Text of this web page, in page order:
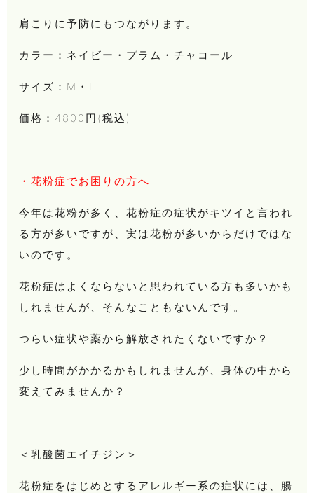
肩こりに予防にもつながります。
カラー：ネイビー・プラム・チャコール
サイズ：M・L
価格：4800円(税込)
・花粉症でお困りの方へ
今年は花粉が多く、花粉症の症状がキツイと言われ
る方が多いですが、実は花粉が多いからだけではな
いのです。
花粉症はよくならないと思われている方も多いかも
しれませんが、そんなこともないんです。
つらい症状や薬から解放されたくないですか？
少し時間がかかるかもしれませんが、身体の中から
変えてみませんか？
＜乳酸菌エイチジン＞
花粉症をはじめとするアレルギー系の症状には、腸